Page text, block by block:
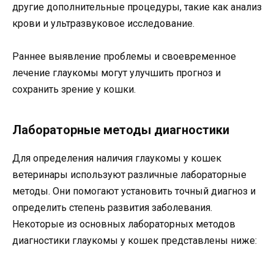
другие дополнительные процедуры, такие как анализ
крови и ультразвуковое исследование.
Раннее выявление проблемы и своевременное
лечение глаукомы могут улучшить прогноз и
сохранить зрение у кошки.
Лабораторные методы диагностики
Для определения наличия глаукомы у кошек
ветеринары используют различные лабораторные
методы. Они помогают установить точный диагноз и
определить степень развития заболевания.
Некоторые из основных лабораторных методов
диагностики глаукомы у кошек представлены ниже: